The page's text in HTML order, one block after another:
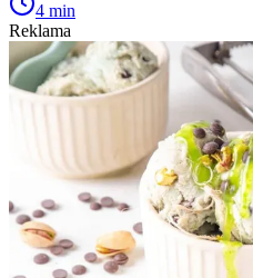
4 min
Reklama